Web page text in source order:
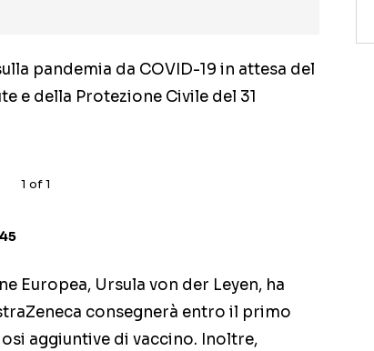
pandemia da COVID-19 in attesa del
e della Protezione Civile del 31
1 of1
Europea, Ursula von der Leyen, ha
consegnerà entro il primo
aggiuntive di vaccino. Inoltre,